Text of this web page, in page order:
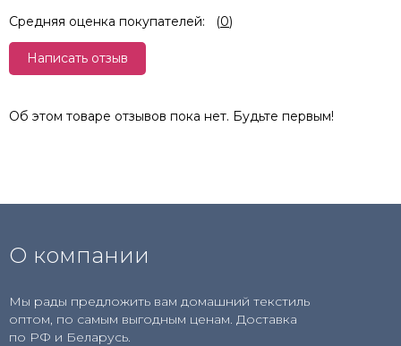
Средняя оценка покупателей: (0)
Написать отзыв
Об этом товаре отзывов пока нет. Будьте первым!
О компании
Мы рады предложить вам домашний текстиль
оптом, по самым выгодным ценам. Доставка
по РФ и Беларусь.